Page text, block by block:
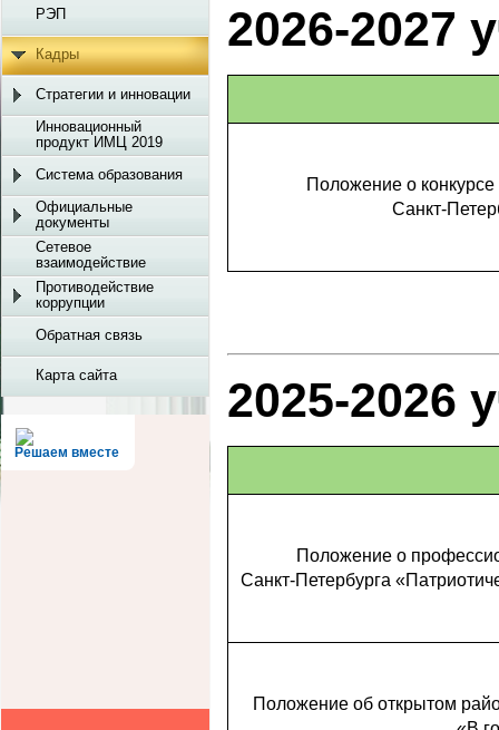
2026-2027
Положение о конкурсе
Санкт-
2025-2026
Положение о
Санкт-Петербурга
Положение об открытом
РЭП
Кадры
Стратегии и инновации
Инновационный
продукт ИМЦ 2019
Система образования
Официальные
документы
Сетевое
взаимодействие
Противодействие
коррупции
Обратная связь
Карта сайта
Решаем вместе